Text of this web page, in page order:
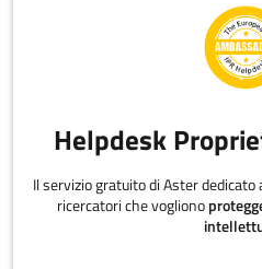
Helpdesk
Il servizio gratuito di Aster
ricercatori che vogliono